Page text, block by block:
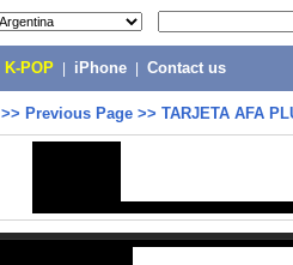
K-POP iPhone Contact us
>> Previous Page >> TARJETA AFA